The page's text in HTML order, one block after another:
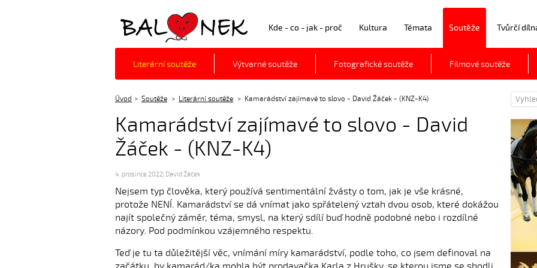
Balónek z.s. Kde - co - jak - proč Kultura Témata Soutěže Tvůrčí
Literární soutěže Výtvarné soutěže Fotografické soutěže Filmové soutěže
Úvod Soutěže Literární soutěže Kamarádství zajímavé to slovo - David Žáček - (KNZ-K4)
Kamarádství zajímavé to slovo - David
Žáček - (KNZ-K4)
4. prosince 2022, David Žáček
Nejsem typ člověka, který používá sentimentální žvásty o tom, jak je vše krásné,
protože NENÍ. Kamarádství se dá vnímat jako spřátelený vztah dvou osob, které dokážou
najít společný záměr, téma, smysl, na který sdílí buď hodně podobné nebo i rozdílné
názory. Pod podmínkou vzájemného respektu.
Teď je tu ta důležitější věc, vnímání míry kamarádství, podle toho, co jsem definoval na